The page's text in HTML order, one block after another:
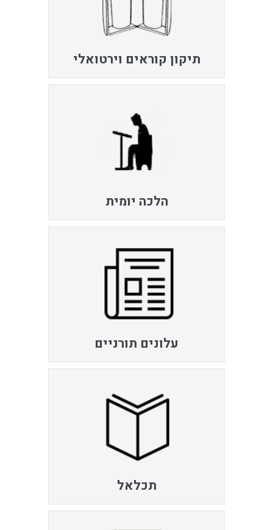
תיקון קוראים וירטואלי
הלכה יומית
עלונים תורניים
תכלאל